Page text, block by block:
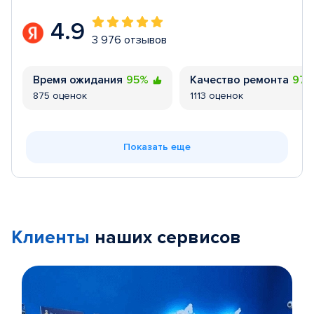
4.9 3 976 отзывов
Время ожидания 95%
875 оценок
Качество ремонта
1113 оценок
Показать еще
Клиенты наших сервисов